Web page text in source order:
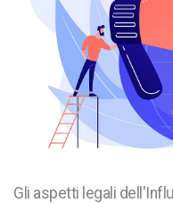
Gli aspetti legali